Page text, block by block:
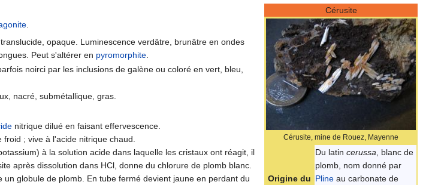
Cérusite
Cérusite, mine de Rouez, Mayenne
Origine du
Du latin cerussa , blanc de
plomb, nom donné par
Pline au carbonate de
.
opaque. Luminescence verdâtre, brunâtre en ondes
Peut s'altérer en pyromorphite.
noirci par les inclusions de galène ou coloré en vert, bleu,
nacré, submétallique, gras.
nitrique dilué en faisant effervescence.
; vive à l'acide nitrique chaud.
à la solution acide dans laquelle les cristaux ont réagit, il
après dissolution dans HCl, donne du chlorure de plomb blanc.
globule de plomb. En tube fermé devient jaune en perdant du